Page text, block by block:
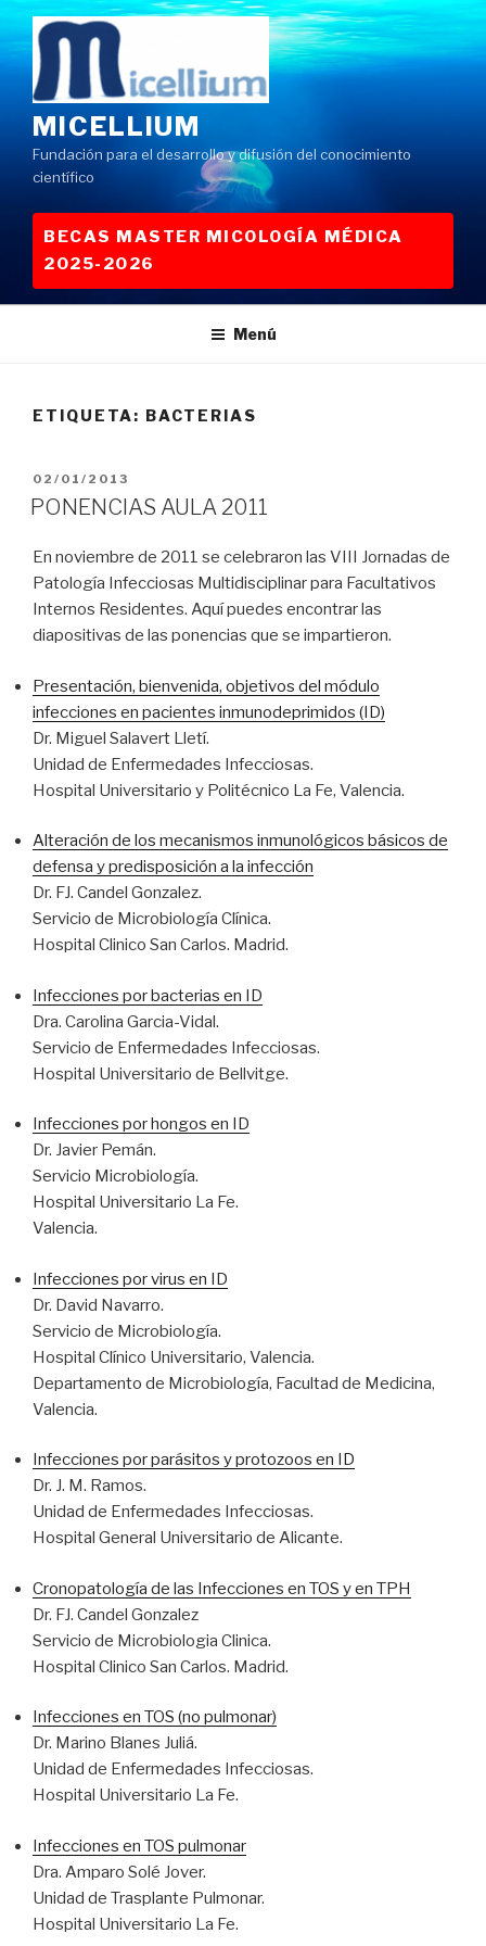
Saltar
al
contenido
MICELLIUM
Fundación para el desarrollo y difusión del conocimiento
científico
BECAS MASTER MICOLOGÍA MÉDICA
2025-2026
Menú
ETIQUETA: BACTERIAS
PUBLICADO
EL
02/01/2013
PONENCIAS AULA 2011
En noviembre de 2011 se celebraron las VIII Jornadas de
Patología Infecciosas Multidisciplinar para Facultativos
Internos Residentes. Aquí puedes encontrar las
diapositivas de las ponencias que se impartieron.
Presentación, bienvenida, objetivos del módulo
infecciones en pacientes inmunodeprimidos (ID)
Dr. Miguel Salavert Lletí.
Unidad de Enfermedades Infecciosas.
Hospital Universitario y Politécnico La Fe, Valencia.
Alteración de los mecanismos inmunológicos básicos de
defensa y predisposición a la infección
Dr. FJ. Candel Gonzalez.
Servicio de Microbiología Clínica.
Hospital Clinico San Carlos. Madrid.
Infecciones por bacterias en ID
Dra. Carolina Garcia-Vidal.
Servicio de Enfermedades Infecciosas.
Hospital Universitario de Bellvitge.
Infecciones por hongos en ID
Dr. Javier Pemán.
Servicio Microbiología.
Hospital Universitario La Fe.
Valencia.
Infecciones por virus en ID
Dr. David Navarro.
Servicio de Microbiología.
Hospital Clínico Universitario, Valencia.
Departamento de Microbiología, Facultad de Medicina,
Valencia.
Infecciones por parásitos y protozoos en ID
Dr. J. M. Ramos.
Unidad de Enfermedades Infecciosas.
Hospital General Universitario de Alicante.
Cronopatología de las Infecciones en TOS y en TPH
Dr. FJ. Candel Gonzalez
Servicio de Microbiologia Clinica.
Hospital Clinico San Carlos. Madrid.
Infecciones en TOS (no pulmonar)
Dr. Marino Blanes Juliá.
Unidad de Enfermedades Infecciosas.
Hospital Universitario La Fe.
Infecciones en TOS pulmonar
Dra. Amparo Solé Jover.
Unidad de Trasplante Pulmonar.
Hospital Universitario La Fe.